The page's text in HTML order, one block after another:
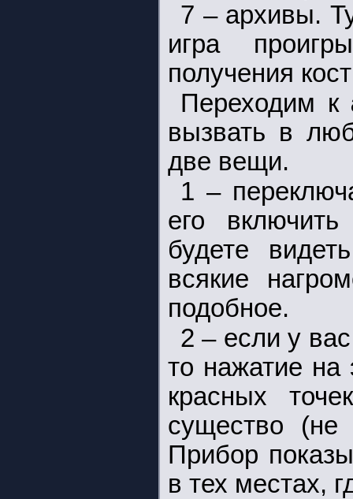
7 – архивы.
игра
получения
Переходим к
вызвать в
две вещи.
1 –
его
будете
всякие
подобное.
2 – если у
то нажатие на
красных
существо (не
Прибор
в тех местах,